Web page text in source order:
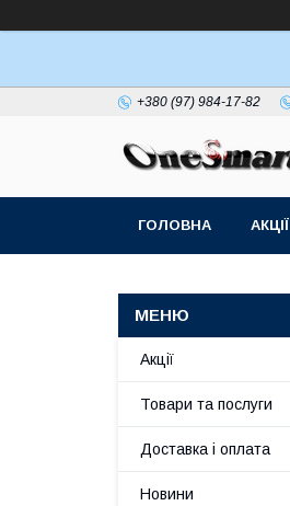
+380 (97) 984-17-82
ГОЛОВНА АКЦІЇ
Акції
Товари та послуги
Доставка і оплата
Новини